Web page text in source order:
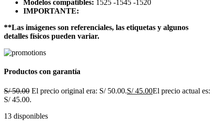
Modelos compatibles: 1525 -1545 -1520
IMPORTANTE:
**Las imágenes son referenciales, las etiquetas y algunos
detalles físicos pueden variar.
Productos con garantía
S/50.00 El precio original era: S/ 50.00.S/45.00El precio actual es:
S/ 45.00.
13 disponibles